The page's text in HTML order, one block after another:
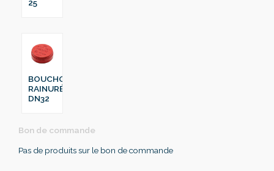
25
BOUCHON
RAINURÉ
DN32
Bon de commande
Pas de produits sur le bon de commande